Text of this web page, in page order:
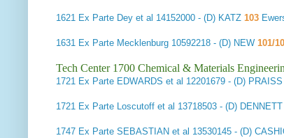
1621 Ex Parte Dey et al 14152000 - (D) KATZ 103
1631 Ex Parte Mecklenburg 10592218 - (D) NEW 101/
Tech Center 1700 Chemical & Materials
1721 Ex Parte EDWARDS et al 12201679 - (D) PRAISS
1721 Ex Parte Loscutoff et al 13718503 - (D) DENNETT
1747 Ex Parte SEBASTIAN et al 13530145 - (D)